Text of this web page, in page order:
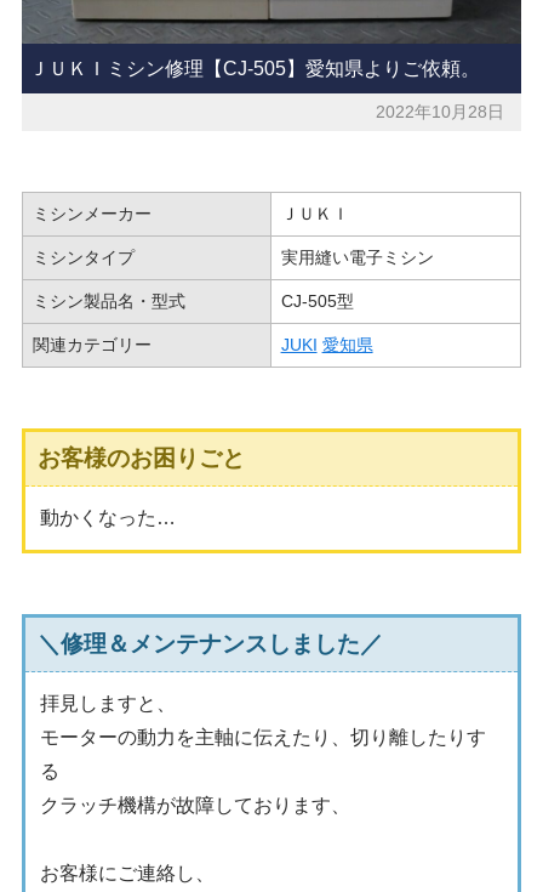
ＪＵＫＩミシン修理【CJ-505】愛知県よりご依頼。
2022年10月28日
ミシンメーカー ＪＵＫＩ
ミシンタイプ 実用縫い電子ミシン
ミシン製品名・型式 CJ-505型
関連カテゴリー JUKI 愛知県
お客様のお困りごと
動かくなった…
＼修理＆メンテナンスしました／
拝見しますと、
モーターの動力を主軸に伝えたり、切り離したりす
る
クラッチ機構が故障しております、
お客様にご連絡し、